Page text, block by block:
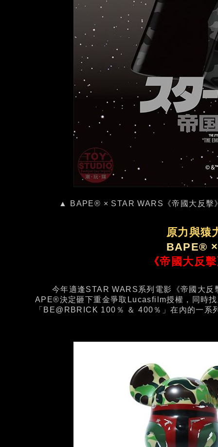
▲ BAPE® × STAR WARS《帝國大反擊
原力與猿
BAPE®
《帝國大反
今年適逢STAR WARS系列電影《帝國大反
APE®決定砸下重金爭取Lucasfilm授權，同時
「BE@RBRICK 100％ ＆ 400％」在內的一系